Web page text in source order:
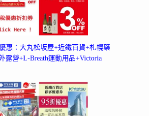
惠：大丸松坂屋+近鐵百貨+札幌藥
露營+L-Breath運動用品+Victoria